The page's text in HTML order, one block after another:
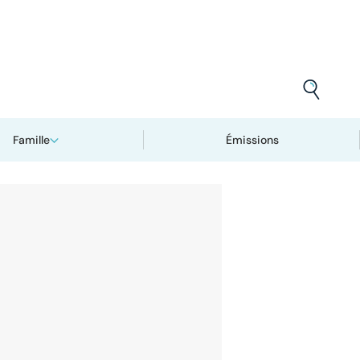
Famille Émissions